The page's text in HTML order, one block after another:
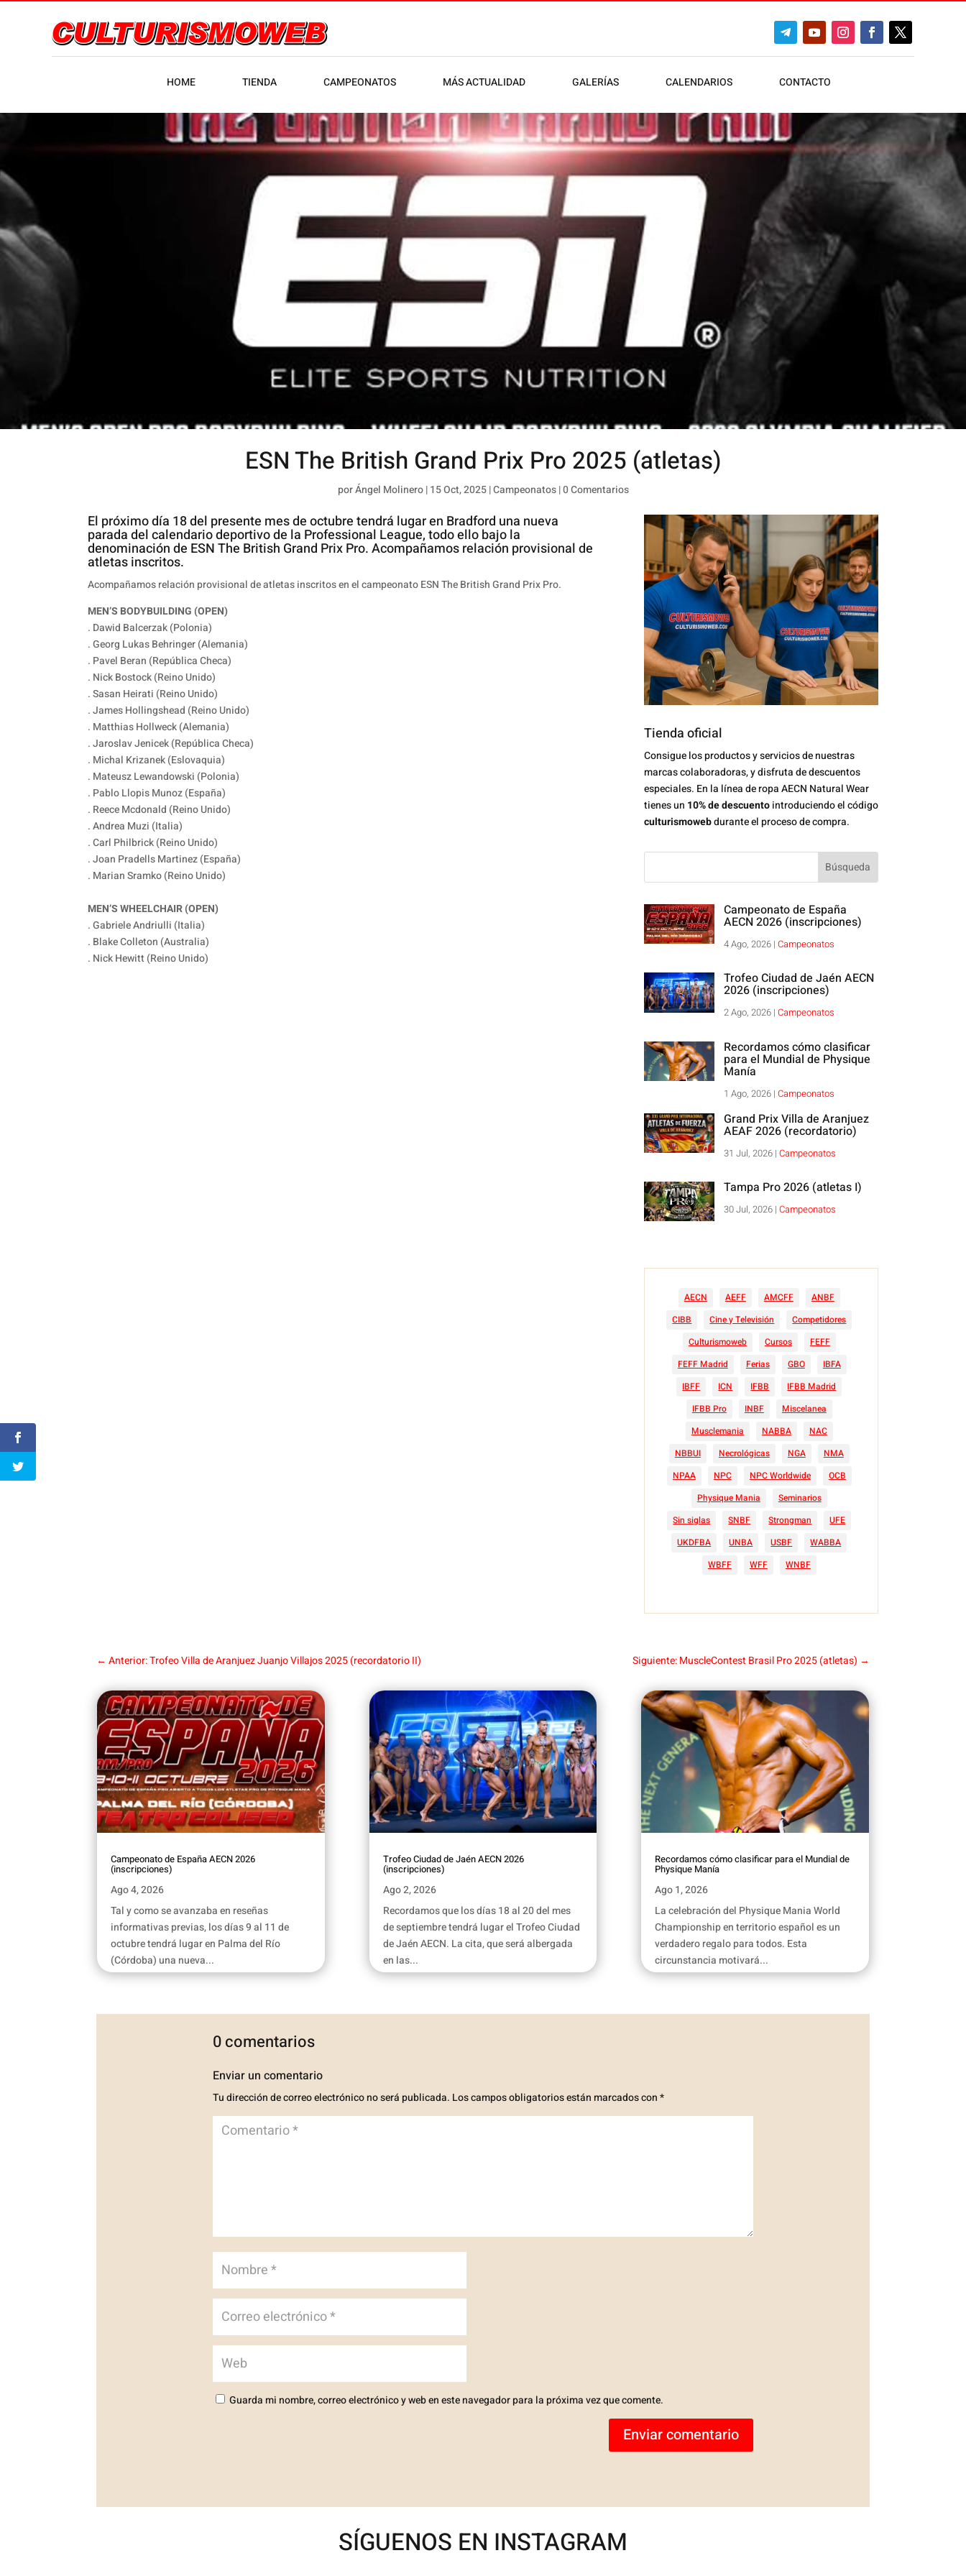
HOME TIENDA CAMPEONATOS MÁS ACTUALIDAD GALERÍAS CALENDARIOS CONTACTO
ESN The British Grand Prix Pro 2025 (atletas)
porÁngel Molinero|15 Oct, 2025|Campeonatos|0 Comentarios
El próximo día 18 del presente mes de octubre tendrá lugar en Bradford una nueva
parada del calendario deportivo de la Professional League, todo ello bajo la
denominación de ESN The British Grand Prix Pro. Acompañamos relación provisional de
atletas inscritos.
Acompañamos relación provisional de atletas inscritos en el campeonato ESN The British Grand Prix Pro.
MEN’S BODYBUILDING (OPEN)
. Dawid Balcerzak (Polonia)
. Georg Lukas Behringer (Alemania)
. Pavel Beran (República Checa)
. Nick Bostock (Reino Unido)
. Sasan Heirati (Reino Unido)
. James Hollingshead (Reino Unido)
. Matthias Hollweck (Alemania)
. Jaroslav Jenicek (República Checa)
. Michal Krizanek (Eslovaquia)
. Mateusz Lewandowski (Polonia)
. Pablo Llopis Munoz (España)
. Reece Mcdonald (Reino Unido)
. Andrea Muzi (Italia)
. Carl Philbrick (Reino Unido)
. Joan Pradells Martinez (España)
. Marian Sramko (Reino Unido)
MEN’S WHEELCHAIR (OPEN)
. Gabriele Andriulli (Italia)
. Blake Colleton (Australia)
. Nick Hewitt (Reino Unido)
Tienda oficial
Consigue los productos y servicios de nuestras
marcas colaboradoras, y disfruta de descuentos
especiales. En la línea de ropa AECN Natural Wear
tienes un 10% de descuentointroduciendo el código
culturismowebdurante el proceso de compra.
Campeonato de España
AECN 2026 (inscripciones)
4 Ago, 2026| Campeonatos
Trofeo Ciudad de Jaén AECN
2026 (inscripciones)
2 Ago, 2026| Campeonatos
Recordamos cómo clasificar
para el Mundial de Physique
Manía
1 Ago, 2026| Campeonatos
Grand Prix Villa de Aranjuez
AEAF 2026 (recordatorio)
31 Jul, 2026| Campeonatos
Tampa Pro 2026 (atletas I)
30 Jul, 2026| Campeonatos
AECN AEFF AMCFF
ANBF
CIBB
Cine y Televisión
Competidores
Culturismoweb
Cursos
FEFF
FEFF Madrid
Ferias GBO
IBFA
IBFF
ICN IFBB
IFBB Madrid
IFBB Pro
INBF
Miscelanea
Musclemania
NABBA
NAC
NBBUI
Necrológicas NGA
NMA
NPAA
NPC NPC Worldwide
OCB
Physique Mania
Seminarios
Sin siglas
SNBF Strongman
UFE
UKDFBA
UNBA USBF
WABBA
WBFF
WFF WNBF
←Anterior: Trofeo Villa de Aranjuez Juanjo Villajos 2025 (recordatorio II) Siguiente: MuscleContest Brasil Pro 2025 (atletas) →
Campeonato de España AECN 2026
(inscripciones)
Ago 4, 2026
Tal y como se avanzaba en reseñas
informativas previas, los días 9 al 11 de
octubre tendrá lugar en Palma del Río
(Córdoba) una nueva...
Trofeo Ciudad de Jaén AECN 2026
(inscripciones)
Ago 2, 2026
Recordamos que los días 18 al 20 del mes
de septiembre tendrá lugar el Trofeo Ciudad
de Jaén AECN. La cita, que será albergada
en las...
Recordamos cómo clasificar para el Mundial de
Physique Manía
Ago 1, 2026
La celebración del Physique Mania World
Championship en territorio español es un
verdadero regalo para todos. Esta
circunstancia motivará...
0 comentarios
Enviar un comentario
Tu dirección de correo electrónico no será publicada. Los campos obligatorios están marcados con*
Guarda mi nombre, correo electrónico y web en este navegador para la próxima vez que comente.
Enviar comentario
SÍGUENOS EN INSTAGRAM